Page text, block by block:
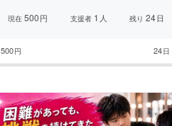
現在500円 支援者 1 人 残り 24日
500円 24日